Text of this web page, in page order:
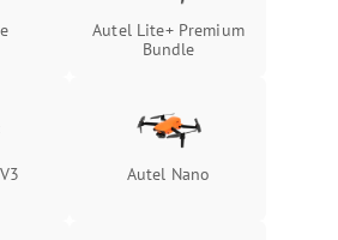
Autel Lite+ Premium
Bundle
Autel Nano